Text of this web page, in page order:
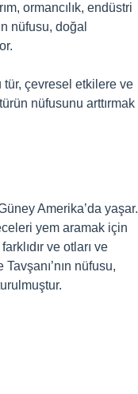
ormancılık, endüstri
nüfusu, doğal
tür, çevresel etkilere ve
nüfusunu arttırmak
Amerika’da yaşar.
yem aramak için
ve otları ve
nüfusu,